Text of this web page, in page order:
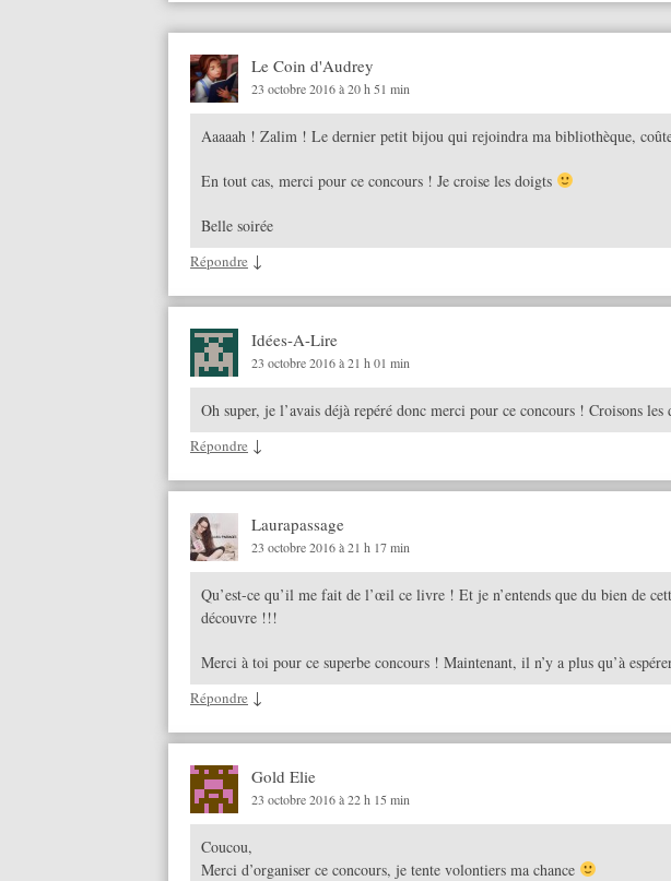
Le Coin d'Audrey
23 octobre 2016 à 20 h 51 min
Aaaaah ! Zalim ! Le dernier petit bijou qui rejoindra ma bibliothèque,
En tout cas, merci pour ce concours ! Je croise les doigts
Belle soirée
Répondre ↓
Idées-A-Lire
23 octobre 2016 à 21 h 01 min
Oh super, je l’avais déjà repéré donc merci pour ce concours ! Croisons les
Répondre ↓
Laurapassage
23 octobre 2016 à 21 h 17 min
Qu’est-ce qu’il me fait de l’œil ce livre ! Et je n’entends que du bien de
découvre !!!
Merci à toi pour ce superbe concours ! Maintenant, il n’y a plus qu’à
Répondre ↓
Gold Elie
23 octobre 2016 à 22 h 15 min
Coucou,
Merci d’organiser ce concours, je tente volontiers ma chance